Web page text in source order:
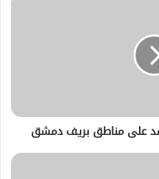
على مناطق بريف دمشق